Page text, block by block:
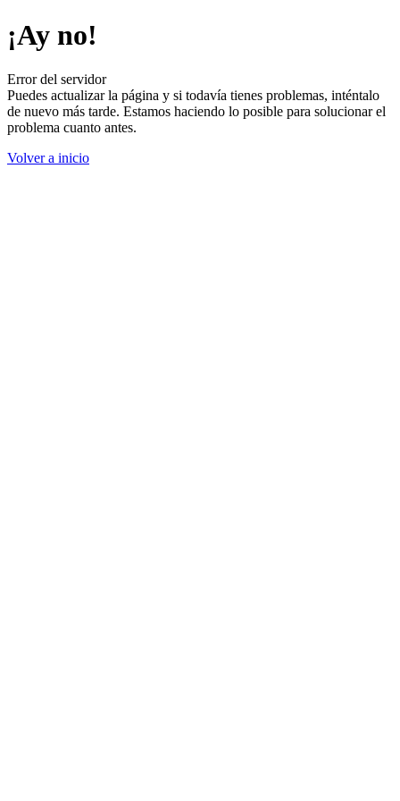
¡Ay no!
Error del servidor
Puedes actualizar la página y si todavía tienes problemas, inténtalo
de nuevo más tarde. Estamos haciendo lo posible para solucionar el
problema cuanto antes.
Volver a inicio